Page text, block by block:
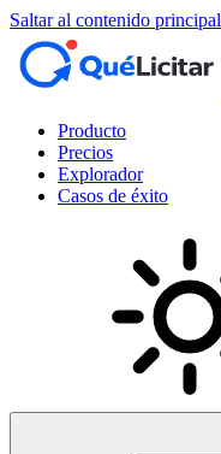
Saltar al contenido principal
Producto
Precios
Explorador
Casos de éxito